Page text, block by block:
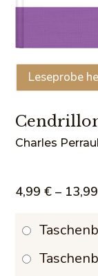
Leseprobe
Charles
4,99€ –